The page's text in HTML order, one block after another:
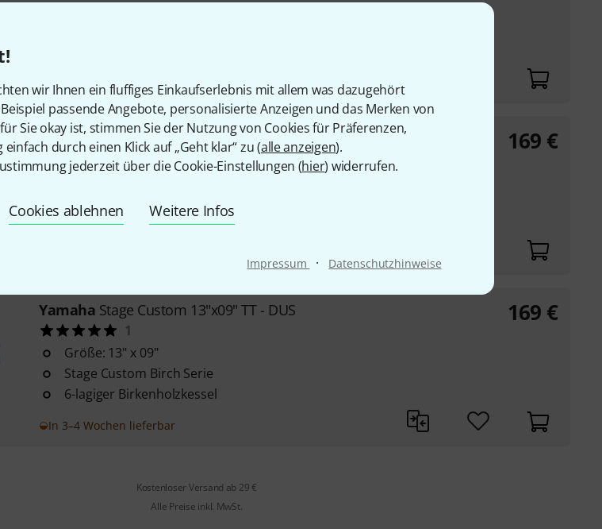
wir Ihnen ein fluffiges Einkaufserlebnis mit allem was dazugehört
passende Angebote, personalisierte Anzeigen und das Merken von
Sie okay ist, stimmen Sie der Nutzung von Cookies für Präferenzen,
durch einen Klick auf „Geht klar“ zu (alle anzeigen).
jederzeit über die Cookie-Einstellungen (hier) widerrufen.
Cookies ablehnen Weitere Infos
Impressum · Datenschutzhinweise
Sofort lieferbar
Yamaha Stage Custom 13"x09" TT - CLW
2
Stage Custom Birch Serie
6-lagiger Birkenholzkessel
169 €
Yamaha Stage Custom 13"x09" TT - DUS
1
Größe: 13" x 09"
Stage Custom Birch Serie
6-lagiger Birkenholzkessel
In 3–4 Wochen lieferbar
169 €
Kostenloser Versand ab 29 €
Alle Preise inkl. MwSt.